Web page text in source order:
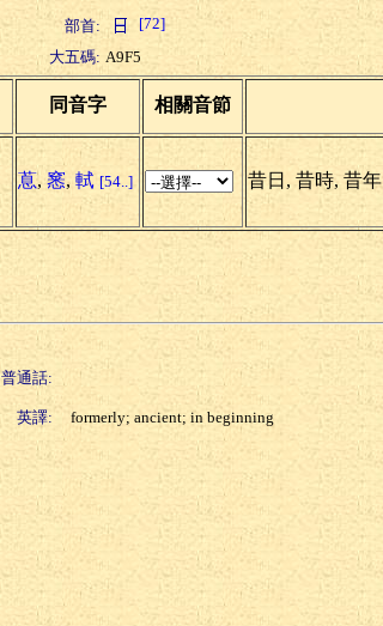
部首: [72]
大五碼: A9F5
同音字 相關音節
蒠, 窸, 軾 [54..] 昔日, 昔時, 昔年
普通話:
英譯: formerly; ancient; in beginning